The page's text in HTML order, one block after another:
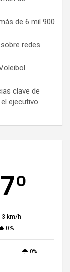
de 6 mil 900
sobre redes
clave de
ejecutivo
km/h
0%
0%